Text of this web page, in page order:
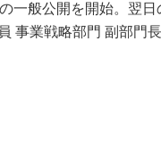
一般公開を開始。翌
事業戦略部門 副部門